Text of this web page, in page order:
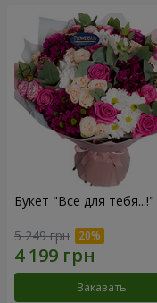
Букет "Все для тебя...!"
5 249 грн
Заказать